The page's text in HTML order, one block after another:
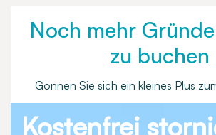
Noch mehr
zu buchen
Gönnen Sie sich ein kleines Plus
Kostenfrei